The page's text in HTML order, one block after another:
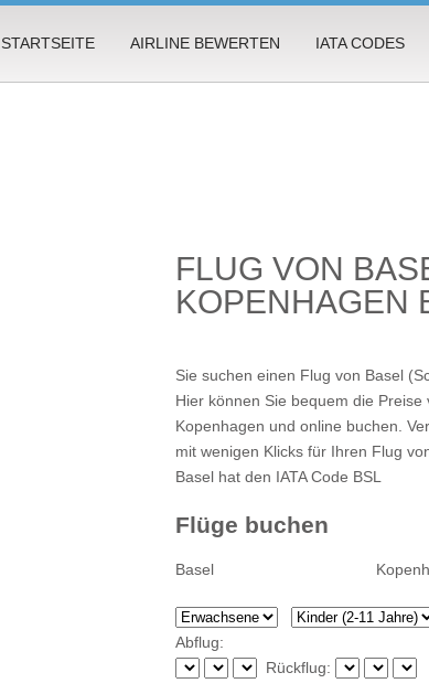
STARTSEITE AIRLINE BEWERTEN IATA CODES
FLUG VON
KOPENHAGEN
Sie suchen einen Flug von Basel
Hier können Sie bequem die
Kopenhagen und online buchen.
mit wenigen Klicks für Ihren Flug
Basel hat den IATA Code BSL
Flüge buchen
Abflug:
Rückflug: